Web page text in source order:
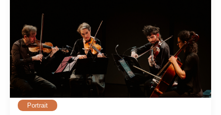
Portrait